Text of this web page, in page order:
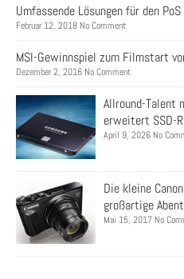
Umfassende Lösungen für den PoS
Februar 12, 2018 No Comment
MSI-Gewinnspiel zum Filmstart
Dezember 2, 2016 No Comment
Allround-Talent
erweitert SSD-
April 9, 2026 No
Die kleine
großartige
Mai 15, 2017 No